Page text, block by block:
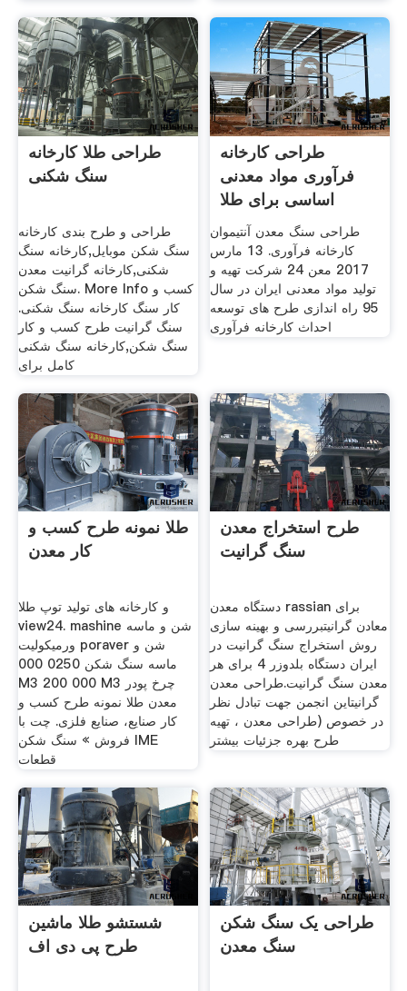
طراحی طلا کارخانه
سنگ شکنی
طراحی و طرح بندی کارخانه
سنگ شکن موبایل,کارخانه سنگ
شکنی,کارخانه گرانیت معدن
سنگ شکن. More Info کسب و
کار سنگ کارخانه سنگ شکنی.
سنگ گرانیت طرح کسب و کار
سنگ شکن,کارخانه سنگ شکنی
کامل برای
طراحی کارخانه
فرآوری مواد معدنی
اساسی برای طلا
طراحی سنگ معدن آنتیموان
کارخانه فرآوری. 13 مارس
2017 معن 24 شرکت تهیه و
تولید مواد معدنی ایران در سال
95 راه اندازی طرح های توسعه
احداث کارخانه فرآوری
طلا نمونه طرح کسب و
کار معدن
و کارخانه های تولید توپ طلا
view24. mashine شن و ماسه
ورمیکولیت poraver شن و
ماسه سنگ شکن 0250 000
M3 200 000 M3 چرخ پودر
معدن طلا نمونه طرح کسب و
کار صنایع، صنایع فلزی. چت با
فروش » سنگ شکن IME
قطعات
طرح استخراج معدن
سنگ گرانیت
دستگاه معدن rassian برای
معادن گرانیتبررسی و بهینه سازی
روش استخراج سنگ گرانیت در
ایران دستگاه بلدوزر 4 برای هر
معدن سنگ گرانیت.طراحی معدن
گرانیتاین انجمن جهت تبادل نظر
در خصوص (طراحی معدن ، تهیه
طرح بهره جزئیات بیشتر
شستشو طلا ماشین
طرح پی دی اف
طراحی یک سنگ شکن
سنگ معدن